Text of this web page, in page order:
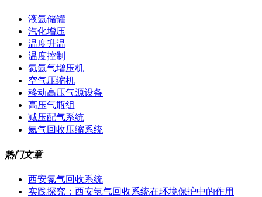
液氩储罐
汽化增压
温度升温
温度控制
氦氩气增压机
空气压缩机
移动高压气源设备
高压气瓶组
减压配气系统
氦气回收压缩系统
热门文章
西安氮气回收系统
实践探究：西安氢气回收系统在环境保护中的作用